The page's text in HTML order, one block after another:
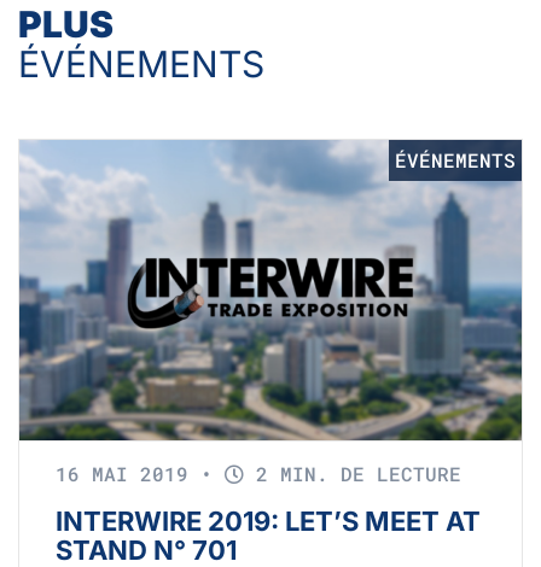
PLUS
ÉVÉNEMENTS
ÉVÉNEMENTS
16 MAI 2019 • 2 MIN. DE LECTURE
INTERWIRE 2019: LET’S MEET AT
STAND N° 701